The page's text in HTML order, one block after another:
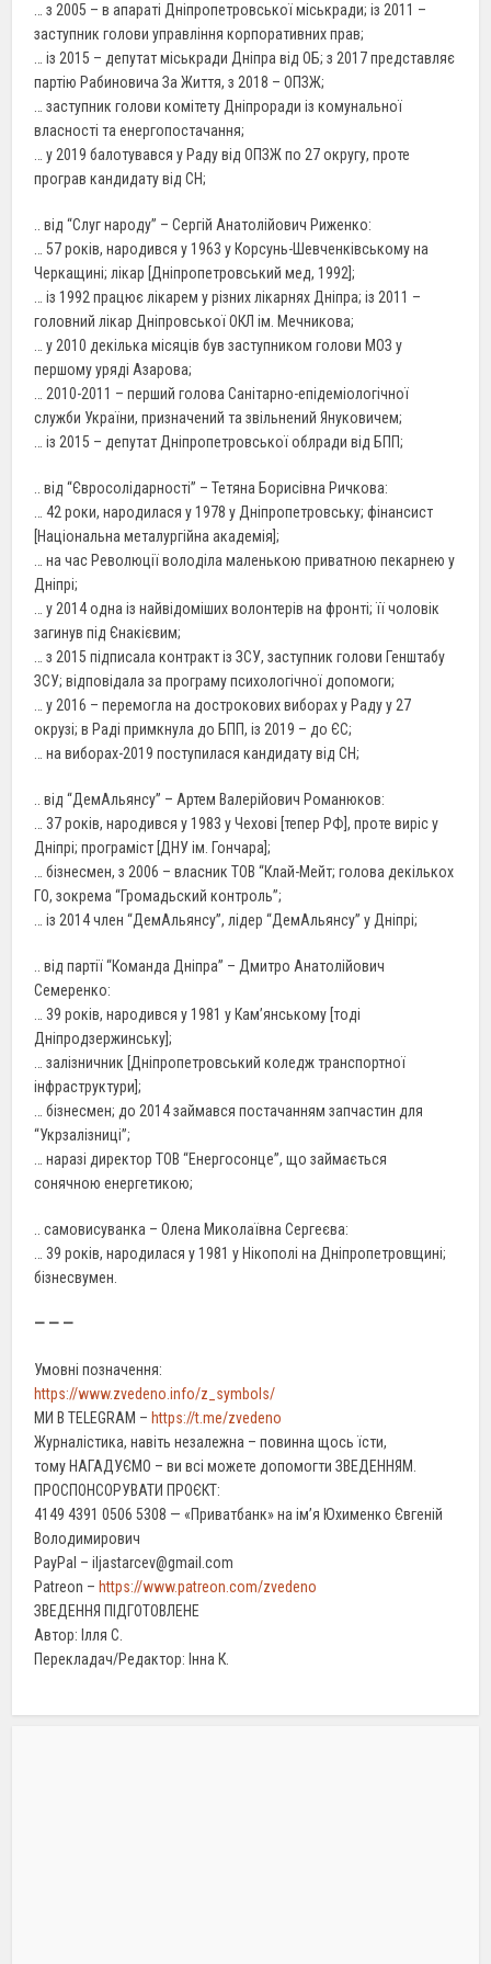
… з 2005 – в апараті Дніпропетровської міськради; із 2011 –
заступник голови управління корпоративних прав;
… із 2015 – депутат міськради Дніпра від ОБ; з 2017 представляє
партію Рабиновича За Життя, з 2018 – ОПЗЖ;
… заступник голови комітету Дніпроради із комунальної
власності та енергопостачання;
… у 2019 балотувався у Раду від ОПЗЖ по 27 округу, проте
програв кандидату від СН;
.. від “Слуг народу” – Сергій Анатолійович Риженко:
… 57 років, народився у 1963 у Корсунь-Шевченківському на
Черкащині; лікар [Дніпропетровський мед, 1992];
… із 1992 працює лікарем у різних лікарнях Дніпра; із 2011 –
головний лікар Дніпровської ОКЛ ім. Мечникова;
… у 2010 декілька місяців був заступником голови МОЗ у
першому уряді Азарова;
… 2010-2011 – перший голова Санітарно-епідеміологічної
служби України, призначений та звільнений Януковичем;
… із 2015 – депутат Дніпропетровської облради від БПП;
.. від “Євросолідарності” – Тетяна Борисівна Ричкова:
… 42 роки, народилася у 1978 у Дніпропетровську; фінансист
[Національна металургійна академія];
… на час Революції володіла маленькою приватною пекарнею у
Дніпрі;
… у 2014 одна із найвідоміших волонтерів на фронті; її чоловік
загинув під Єнакієвим;
… з 2015 підписала контракт із ЗСУ, заступник голови Генштабу
ЗСУ; відповідала за програму психологічної допомоги;
… у 2016 – перемогла на дострокових виборах у Раду у 27
окрузі; в Раді примкнула до БПП, із 2019 – до ЄС;
… на виборах-2019 поступилася кандидату від СН;
.. від “ДемАльянсу” – Артем Валерійович Романюков:
… 37 років, народився у 1983 у Чехові [тепер РФ], проте виріс у
Дніпрі; програміст [ДНУ ім. Гончара];
… бізнесмен, з 2006 – власник ТОВ “Клай-Мейт; голова декількох
ГО, зокрема “Громадьский контроль”;
… із 2014 член “ДемАльянсу”, лідер “ДемАльянсу” у Дніпрі;
.. від партії “Команда Дніпра” – Дмитро Анатолійович
Семеренко:
… 39 років, народився у 1981 у Кам’янському [тоді
Дніпродзержинську];
… залізничник [Дніпропетровський коледж транспортної
інфраструктури];
… бізнесмен; до 2014 займався постачанням запчастин для
“Укрзалізниці”;
… наразі директор ТОВ “Енергосонце”, що займається
сонячною енергетикою;
.. самовисуванка – Олена Миколаївна Сергеєва:
… 39 років, народилася у 1981 у Нікополі на Дніпропетровщині;
бізнесвумен.
— — —
Умовні позначення:
https://www.zvedeno.info/z_symbols/
МИ В TELEGRAM – https://t.me/zvedeno
Журналістика, навіть незалежна – повинна щось їсти,
тому НАГАДУЄМО – ви всі можете допомогти ЗВЕДЕННЯМ.
ПРОСПОНСОРУВАТИ ПРОЄКТ:
4149 4391 0506 5308 — «Приватбанк» на ім’я Юхименко Євгеній
Володимирович
PayPal – iljastarcev@gmail.com
Patreon – https://www.patreon.com/zvedeno
ЗВЕДЕННЯ ПІДГОТОВЛЕНЕ
Автор: Ілля С.
Перекладач/Редактор: Інна К.